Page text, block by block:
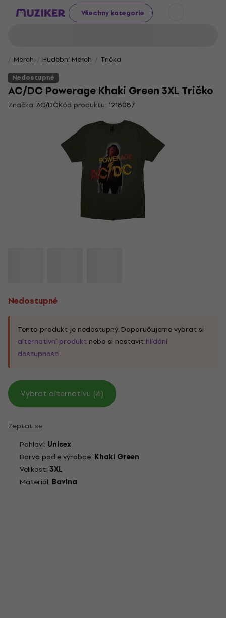
Všechny kategorie
Merch Hudební Merch
Trička
Nedostupné
AC/DC Powerage Khaki Green 3XL Tričko
Značka:AC/DCKód produktu: 1218087
Nedostupné
Tento produkt je nedostupný. Doporučujeme vybrat si
alternativní produkt nebo si nastavit hlídání
dostupnosti.
Vybrat alternativu (4)
Zeptat se
Pohlaví: Unisex
Barva podle výrobce: Khaki Green
Velikost: 3XL
Materiál: Bavlna